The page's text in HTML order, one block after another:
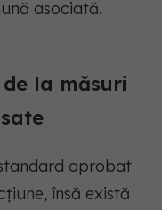
asociată.
la măsuri
aprobat
însă există